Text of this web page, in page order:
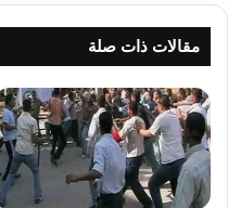
مقالات ذات صلة